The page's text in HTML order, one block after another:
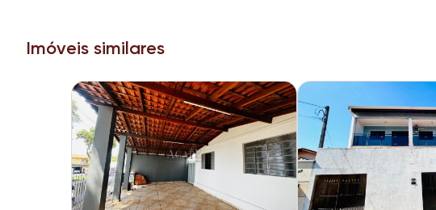
Imóveis similares